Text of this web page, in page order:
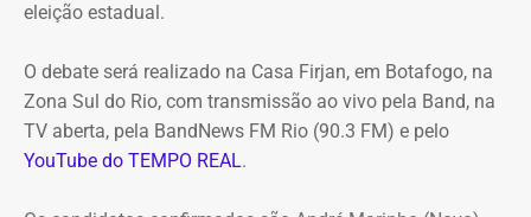
Montebello Willeman, que apontou uma série de
irregularidades no planejamento da concorrência
eletrônica SRP nº 041/2025 e concluiu que os problemas
comprometem a competitividade do certame e, além
eleição estadual.
O debate será realizado na Casa Firjan, em Botafogo, na
Zona Sul do Rio, com transmissão ao vivo pela Band, na
TV aberta, pela BandNews FM Rio (90.3 FM) e pelo
YouTube do TEMPO REAL.